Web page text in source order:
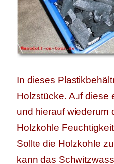
In dieses
Holzstücke. Auf diese
und hierauf wiederum
Holzkohle
Sollte die Holzkohle
kann das